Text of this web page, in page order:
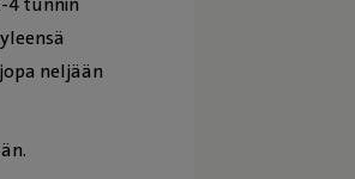
neljään